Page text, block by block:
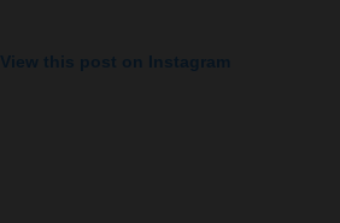
View this post on Instagram